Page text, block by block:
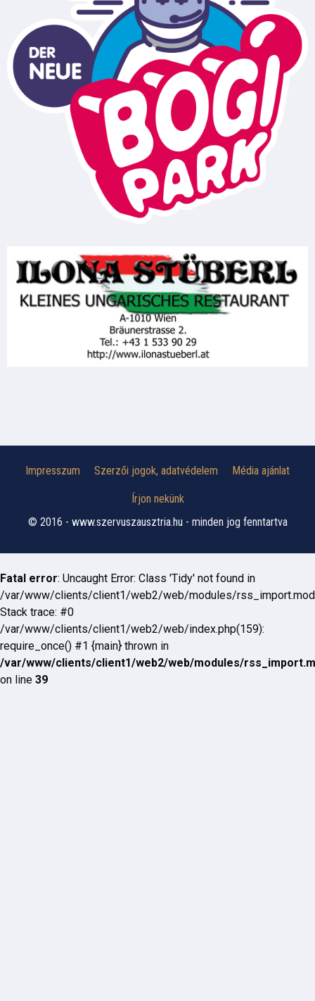
Impresszum Szerzői jogok, adatvédelem Média ajánlat
Írjon nekünk
© 2016 - www.szervuszausztria.hu - minden jog fenntartva
Fatal error: Uncaught Error: Class 'Tidy' not found in
/var/www/clients/client1/web2/web/modules/
Stack trace: #0
/var/www/clients/client1/web2/web/index.php(159):
require_once() #1 {main} thrown in
/var/www/clients/client1/web2/web/modules/
on line 39